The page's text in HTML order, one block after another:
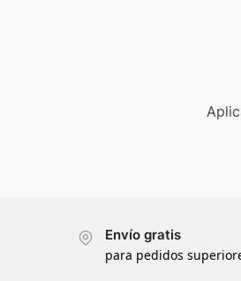
Envío gratis
para pedidos